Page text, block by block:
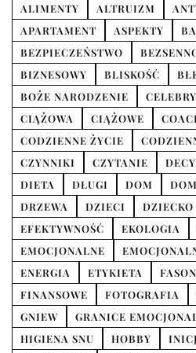
ALIMENTY
ALTRUIZM
APARTAMENT
ASPEKTY
BEZPIECZEŃSTWO
BIZNESOWY
BLISKOŚĆ
BOŻE NARODZENIE
CIĄŻOWA
CIĄŻOWE
CODZIENNE ŻYCIE
CZYNNIKI
CZYTANIE
DIETA
DŁUGI DOM
DRZEWA
DZIECI DZIECKO
EFEKTYWNOŚĆ
EKOLOGIA
EMOCJONALNE
ENERGIA
ETYKIETA
FINANSOWE
FOTOGRAFIA
GNIEW
GRANICE
HIGIENA SNU
HOBBY